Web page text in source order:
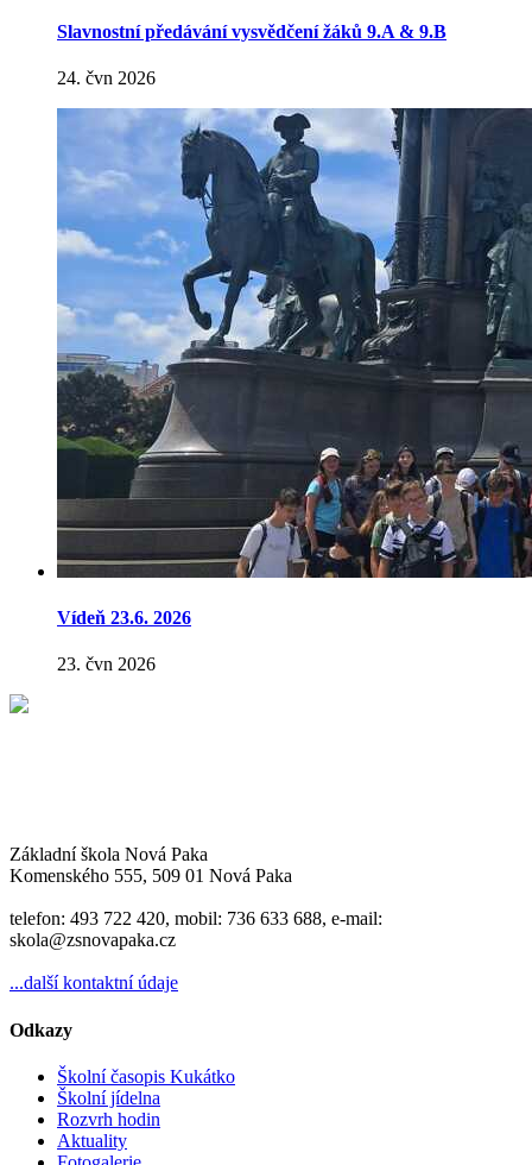
Slavnostní předávání vysvědčení žáků 9.A & 9.B
24. čvn 2026
Vídeň 23.6. 2026
23. čvn 2026
Základní škola Nová Paka
Komenského 555, 509 01 Nová Paka
telefon: 493 722 420, mobil: 736 633 688, e-mail:
skola@zsnovapaka.cz
...další kontaktní údaje
Odkazy
Školní časopis Kukátko
Školní jídelna
Rozvrh hodin
Aktuality